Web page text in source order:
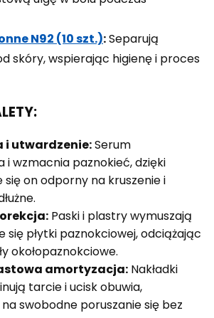
N92 (10 szt.):Separują
skóry, wspierając higienę i proces
i utwardzenie:Serum
i wzmacnia paznokieć, dzięki
się on odporny na kruszenie i
Paski i plastry wymuszają
się płytki paznokciowej, odciążając
okołopaznokciowe.
amortyzacja: Nakładki
tarcie i ucisk obuwia,
swobodne poruszanie się bez